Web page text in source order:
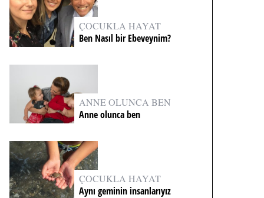
ÇOCUKLA HAYAT
Ben Nasıl bir Ebeveynim?
ANNE OLUNCA BEN
Anne olunca ben
ÇOCUKLA HAYAT
Aynı geminin insanlarıyız